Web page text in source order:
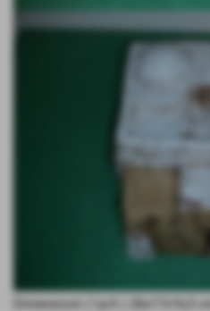
Dimensioni ( l-p-h ) 26x17x16,5 cm